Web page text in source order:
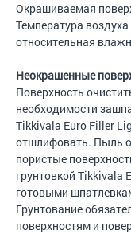
Окрашиваемая
Температура
относительная
Неокрашенные
Поверхность
необходимости
Tikkivala Euro Filler
отшлифовать. Пыль
пористые
грунтовкой Tikkivala
готовыми
Грунтование
поверхностям и